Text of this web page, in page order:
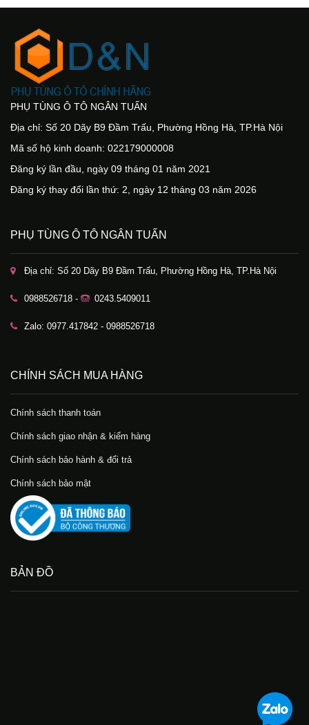
PHỤ TÙNG Ô TÔ NGÂN TUẤN
Địa chỉ: Số 20 Dãy B9 Đầm Trấu, Phường Hồng Hà, TP.Hà Nội
Mã số hộ kinh doanh: 022179000008
Đăng ký lần đầu, ngày 09 tháng 01 năm 2021
Đăng ký thay đổi lần thứ: 2, ngày 12 tháng 03 năm 2026
PHỤ TÙNG Ô TÔ NGÂN TUẤN
Địa chỉ: Số 20 Dãy B9 Đầm Trấu, Phường Hồng Hà, TP.Hà Nội
0988526718 - 0243.5409011
Zalo: 0977.417842 - 0988526718
CHÍNH SÁCH MUA HÀNG
Chính sách thanh toán
Chính sách giao nhận & kiểm hàng
Chính sách bảo hành & đổi trả
Chính sách bảo mật
BẢN ĐỒ